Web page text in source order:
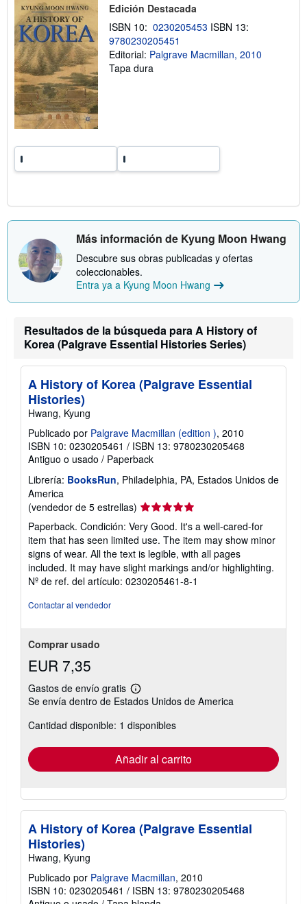
r
e
l
s
e
Edición Destacada
ISBN 10: 0230205453 ISBN 13:
9780230205451
Editorial: Palgrave Macmillan, 2010
Tapa dura
Más información de Kyung Moon Hwang
Descubre sus obras publicadas y ofertas
coleccionables.
Entra ya a Kyung Moon Hwang
Resultados de la búsqueda para A History of
Korea (Palgrave Essential Histories Series)
A History of Korea (Palgrave Essential
Histories)
Hwang, Kyung
Publicado por Palgrave Macmillan (edition ), 2010
ISBN 10: 0230205461 / ISBN 13: 9780230205468
Antiguo o usado / Paperback
Librería: BooksRun, Philadelphia, PA, Estados Unidos de
America
(vendedor de 5 estrellas) Calificación
del
vendedor:
5
de
5
estrellas
Paperback. Condición: Very Good. It's a well-cared-for
item that has seen limited use. The item may show minor
signs of wear. All the text is legible, with all pages
included. It may have slight markings and/or highlighting.
Nº de ref. del artículo: 0230205461-8-1
Contactar al vendedor
Comprar usado
EUR 7,35
Gastos de envío gratis
Más
información
las
tarifas
envío
Se envía dentro de Estados Unidos de America
Cantidad disponible: 1 disponibles
Añadir al carrito
A History of Korea (Palgrave Essential
Histories)
Hwang, Kyung
Publicado por Palgrave Macmillan, 2010
ISBN 10: 0230205461 / ISBN 13: 9780230205468